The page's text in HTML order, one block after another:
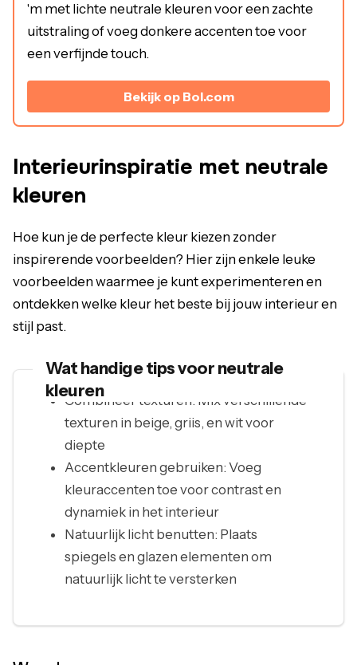
'm met lichte neutrale kleuren voor een zachte
uitstraling of voeg donkere accenten toe voor
een verfijnde touch.
Bekijk op Bol.com
Interieurinspiratie met neutrale
kleuren
Hoe kun je de perfecte kleur kiezen zonder
inspirerende voorbeelden? Hier zijn enkele leuke
voorbeelden waarmee je kunt experimenteren en
ontdekken welke kleur het beste bij jouw interieur en
stijl past.
Wat handige tips voor neutrale
kleuren
Combineer texturen: Mix verschillende
texturen in beige, griis, en wit voor
diepte
Accentkleuren gebruiken: Voeg
kleuraccenten toe voor contrast en
dynamiek in het interieur
Natuurlijk licht benutten: Plaats
spiegels en glazen elementen om
natuurlijk licht te versterken